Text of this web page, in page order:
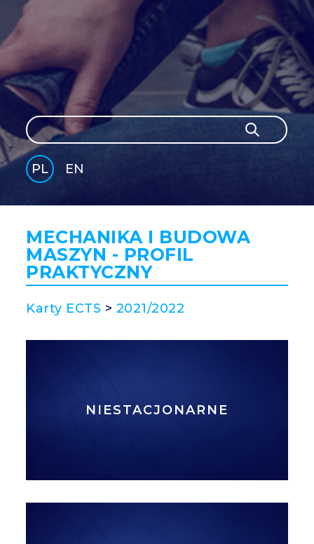
Szukaj
Szukaj
PL
EN
SH
MECHANIKA I BUDOWA
MASZYN - PROFIL
PRAKTYCZNY
Karty ECTS > 2021/2022
NIESTACJONARNE